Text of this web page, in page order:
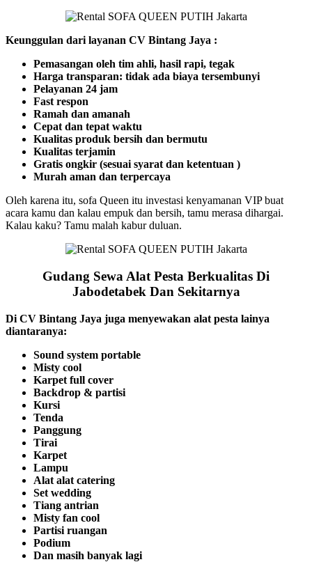
Keunggulan dari layanan CV Bintang Jaya :
Pemasangan oleh tim ahli, hasil rapi, tegak
Harga transparan: tidak ada biaya tersembunyi
Pelayanan 24 jam
Fast respon
Ramah dan amanah
Cepat dan tepat waktu
Kualitas produk bersih dan bermutu
Kualitas terjamin
Gratis ongkir (sesuai syarat dan ketentuan )
Murah aman dan terpercaya
Oleh karena itu, sofa Queen itu investasi kenyamanan VIP buat
acara kamu dan kalau empuk dan bersih, tamu merasa dihargai.
Kalau kaku? Tamu malah kabur duluan.
Gudang Sewa Alat Pesta Berkualitas Di
Jabodetabek Dan Sekitarnya
Di CV Bintang Jaya juga menyewakan alat pesta lainya
diantaranya:
Sound system portable
Misty cool
Karpet full cover
Backdrop & partisi
Kursi
Tenda
Panggung
Tirai
Karpet
Lampu
Alat alat catering
Set wedding
Tiang antrian
Misty fan cool
Partisi ruangan
Podium
Dan masih banyak lagi